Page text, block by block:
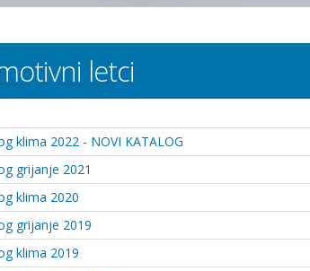
letci
klima 2022 - NOVI KATALOG
grijanje 2021
klima 2020
grijanje 2019
klima 2019